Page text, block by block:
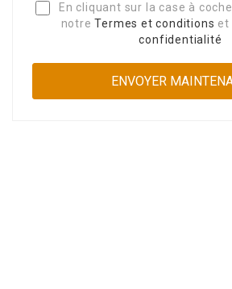
En cliquant sur la case à
notreTermes et conditions et
confidentialité